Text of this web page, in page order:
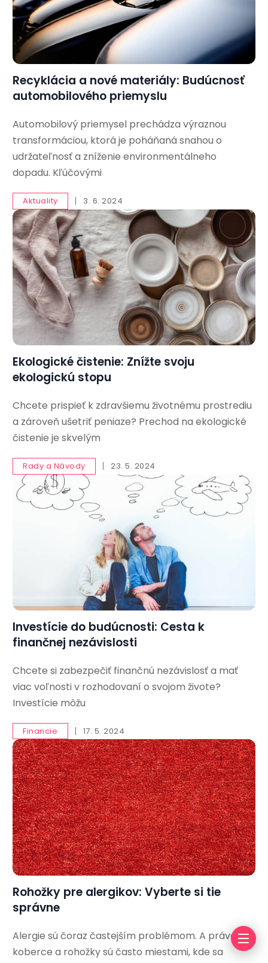
Recyklácia a nové materiály: Budúcnosť
automobilového priemyslu
Automobilový priemysel prechádza výraznou
transformáciou, ktorá je poháňaná snahou o
udržateľnosť a zníženie environmentálneho
dopadu. Kľúčovými
Aktuality 3. 6. 2024
Ekologické čistenie: Znížte svoju
ekologickú stopu
Chcete prispieť k zdravšiemu životnému prostrediu
a zároveň ušetriť peniaze? Prechod na ekologické
čistenie je skvelým
Rady a Návody 23. 5. 2024
Investície do budúcnosti: Cesta k
finančnej nezávislosti
Chcete si zabezpečiť finančnú nezávislosť a mať
viac voľnosti v rozhodovaní o svojom živote?
Investície môžu
Financie 17. 5. 2024
Rohožky pre alergikov: Vyberte si tie
správne
Alergie sú čoraz častejším problémom. A práve
koberce a rohožky sú často miestami, kde sa